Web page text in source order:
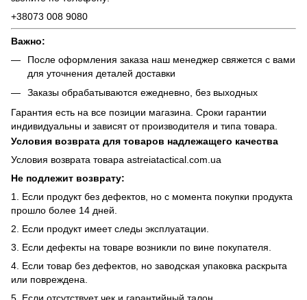
+38073 008 9080
Важно:
После оформления заказа наш менеджер свяжется с вами
для уточнения деталей доставки
Заказы обрабатываются ежедневно, без выходных
Гарантия есть на все позиции магазина. Сроки гарантии
индивидуальны и зависят от производителя и типа товара.
Условия возврата для товаров надлежащего качества
Условия возврата товара astreiatactical.com.ua
Не подлежит возврату:
1. Если продукт без дефектов, но с момента покупки продукта
прошло более 14 дней.
2. Если продукт имеет следы эксплуатации.
3. Если дефекты на товаре возникли по вине покупателя.
4. Если товар без дефектов, но заводская упаковка раскрыта
или повреждена.